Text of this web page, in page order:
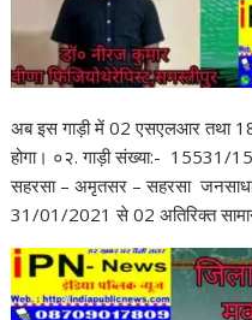
अब इस गाड़ी में 02 एसएलआर तथा
होगा। ०२. गाड़ी संख्या:- 15531/
सहरसा – अमृतसर – सहरसा
31/01/2021 से 02 अतिरिक्त